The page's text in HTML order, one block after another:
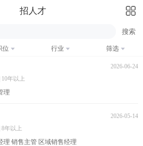
招人才
位 行业 筛选
2026-06-24
10年以上
理
2026-05-14
8年以上
理 销售主管 区域销售经理